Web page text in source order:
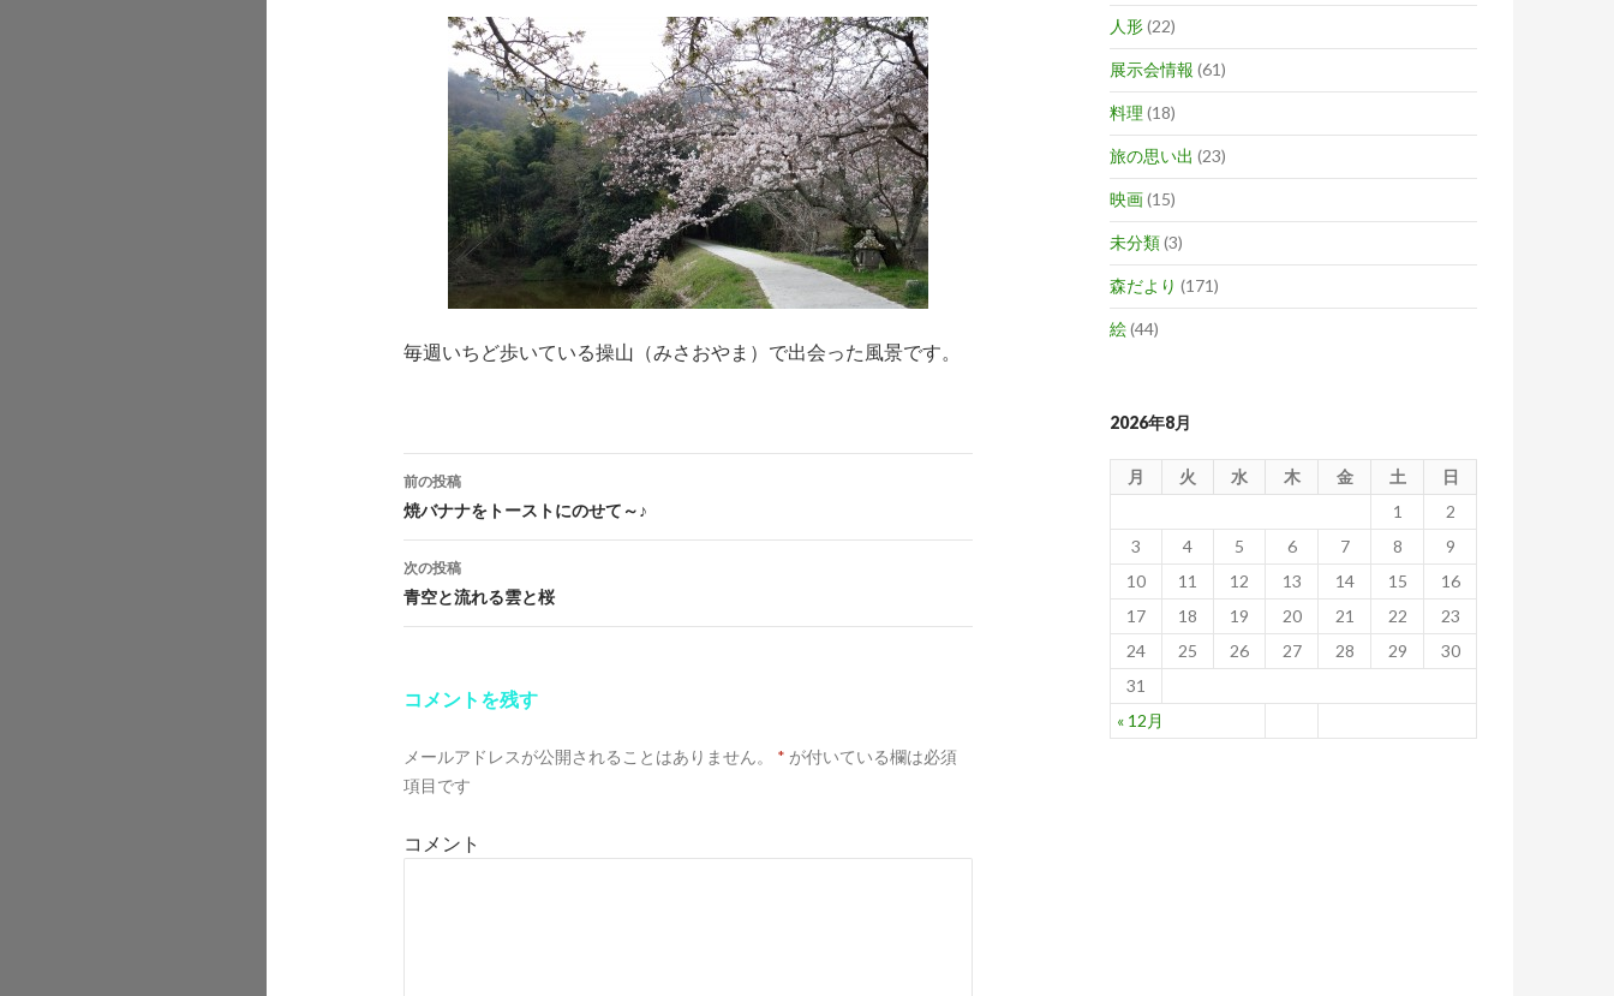
毎週いちど歩いている操山（みさおやま）で出会った風景です。
投
稿
ナ
ゲ
シ
ン
前の投稿
焼バナナをトーストにのせて～♪
次の投稿
青空と流れる雲と桜
コメントを残す
メールアドレスが公開されることはありません。 * が付いている欄は必須
項目です
コメント
人形(22)
展示会情報 (61)
料理 (18)
旅の思い出 (23)
映画(15)
未分類(3)
森だより (171)
絵(44)
2026年8月
月 火 水 木 金 土 日
« 12月
1
2
3
4 5 6 7 8
9
10
11 12 13 14 15
16
17
18 19 20 21 22
23
24
25 26 27 28 29
30
31